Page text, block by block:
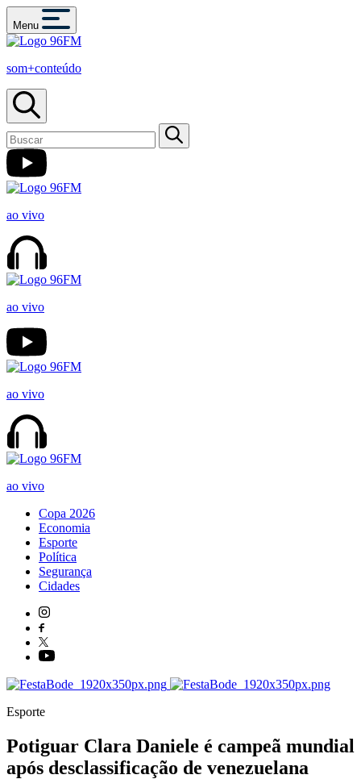
Menu
som+conteúdo
ao vivo
ao vivo
ao vivo
ao vivo
Copa 2026
Economia
Esporte
Política
Segurança
Cidades
Esporte
Potiguar Clara Daniele é campeã mundial
após desclassificação de venezuelana